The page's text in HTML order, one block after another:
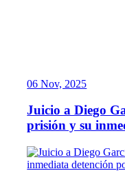
06 Nov, 2025
Juicio a Diego
prisión y su